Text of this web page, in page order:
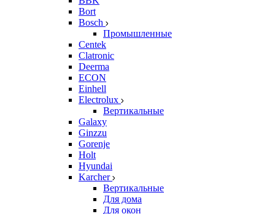
Bort
Bosch
Промышленные
Centek
Clatronic
Deerma
ECON
Einhell
Electrolux
Вертикальные
Galaxy
Ginzzu
Gorenje
Holt
Hyundai
Karcher
Вертикальные
Для дома
Для окон